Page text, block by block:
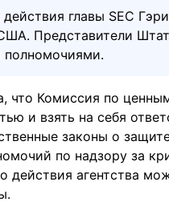
главы SEC
Представители
полномочиями.
что Комиссия по
и взять на себя
законы о
по надзору за
действия агентства